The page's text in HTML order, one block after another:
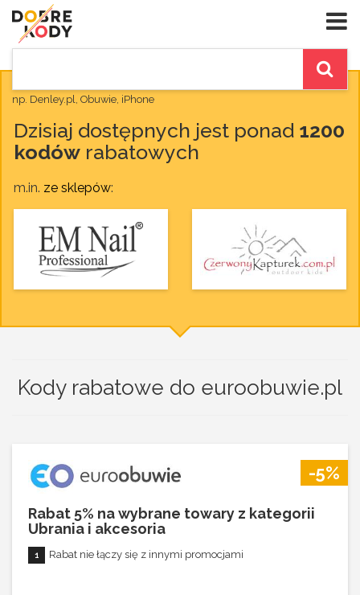
np. Denley.pl, Obuwie, iPhone
Dzisiaj dostępnych jest ponad 1200
kodów rabatowych
m.in. ze sklepów:
Kody rabatowe do euroobuwie.pl
-5%
Rabat 5% na wybrane towary z kategorii
Ubrania i akcesoria
Rabat nie łączy się z innymi promocjami